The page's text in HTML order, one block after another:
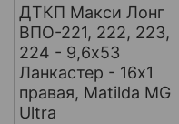
ДТКП Макси Лонг
ВПО-221, 222, 223,
224 - 9,6x53
Ланкастер - 16x1
правая, Matilda MG
Ultra